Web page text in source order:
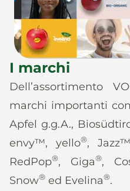
I marchi
Dell’assortimento
marchi importanti
Apfel g.g.A.,
envy™, yello®,
RedPop®, Giga®,
Snow® ed Evelina®.